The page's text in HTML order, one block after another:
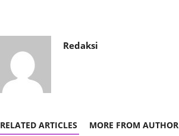
Redaksi
RELATED ARTICLES MORE FROM AUTHOR